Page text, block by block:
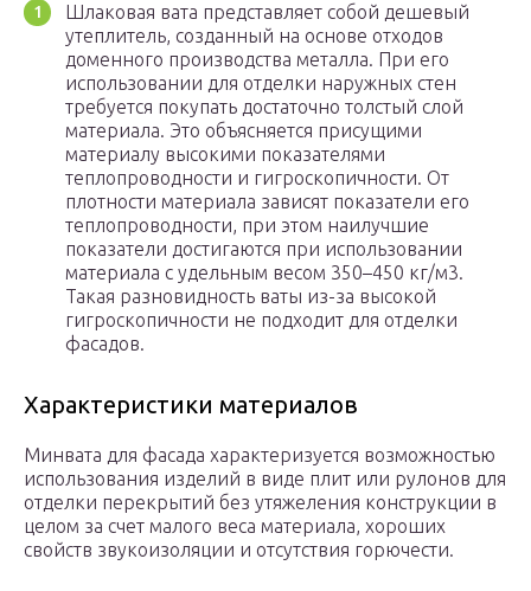
Шлаковая вата представляет собой дешевый
утеплитель, созданный на основе отходов
доменного производства металла. При его
использовании для отделки наружных стен
требуется покупать достаточно толстый слой
материала. Это объясняется присущими
материалу высокими показателями
теплопроводности и гигроскопичности. От
плотности материала зависят показатели его
теплопроводности, при этом наилучшие
показатели достигаются при использовании
материала с удельным весом 350–450 кг/м3.
Такая разновидность ваты из-за высокой
гигроскопичности не подходит для отделки
фасадов.
Характеристики материалов
Минвата для фасада характеризуется возможностью
использования изделий в виде плит или рулонов для
отделки перекрытий без утяжеления конструкции в
целом за счет малого веса материала, хороших
свойств звукоизоляции и отсутствия горючести.